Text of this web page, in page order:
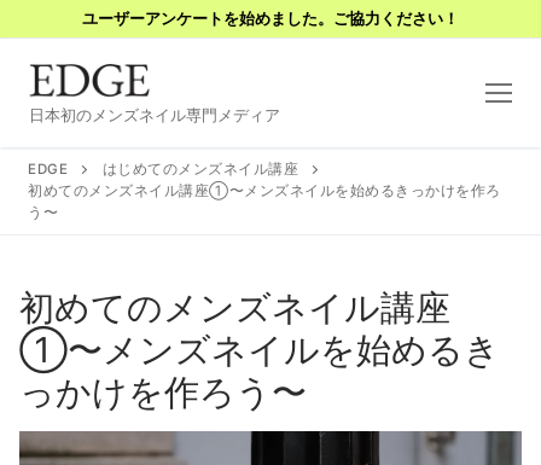
ン
ユーザーアンケートを始めました。ご協力ください！
日本初のメンズネイル専門メディア
EDGE
はじめてのメンズネイル講座
初めてのメンズネイル講座①〜メンズネイルを始めるきっかけを作ろ
う〜
初めてのメンズネイル講座
①〜メンズネイルを始めるき
っかけを作ろう〜